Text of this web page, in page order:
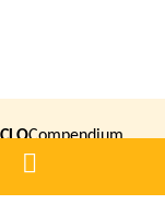
inhoud
gaan
CLOCompendium
voor de
Home